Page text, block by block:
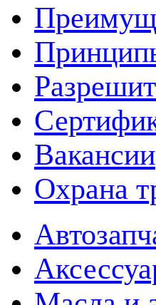
Вакансии
Охрана